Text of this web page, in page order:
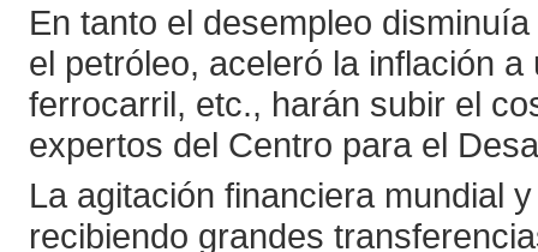
En tanto el desempleo
el petróleo, aceleró la inflación
ferrocarril, etc., harán subir el
expertos del Centro para el
La agitación financiera mundial
recibiendo grandes